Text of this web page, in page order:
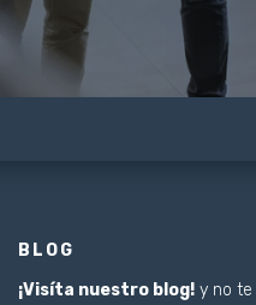
BLOG
¡Visíta nuestro blog!y no te